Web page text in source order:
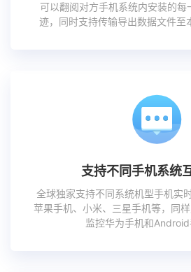
可以翻阅对方手机系统内安装的每
迹，同时支持传输导出数据文件至
支持不同手机系统
全球独家支持不同系统机型手机实
苹果手机、小米、三星手机等，同
监控华为手机和Android